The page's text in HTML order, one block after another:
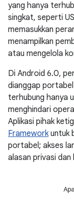
yang hanya
singkat, seperti
memasukkan
menampilkan
atau mengelola
Di Android 6.0,
dianggap
terhubung hanya
menghindari
Aplikasi pihak
Frameworkuntuk
portabel; akses
alasan privasi dan